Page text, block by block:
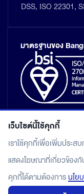
DSS, ISO 22301,
มาตรฐานของ
แผนผังเว็บไซต์
นโยบายคุ้มครองข้อมูลส่วนบุ
เว็บไซต์นี้ใช้คุกกี้
เราใช้คุกกี้เพื่อเพิ่มประส
แสดงโฆษณาที่เกี่ยวข้อง
คุกกี้ได้ตามต้องการนโย